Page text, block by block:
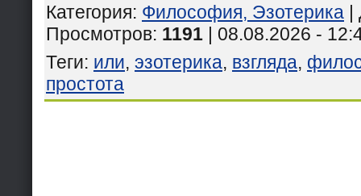
Категория: Философия, Эзотерика |
Просмотров: 1191 | 08.08.2026 -
Теги: или, эзотерика, взгляда,
простота